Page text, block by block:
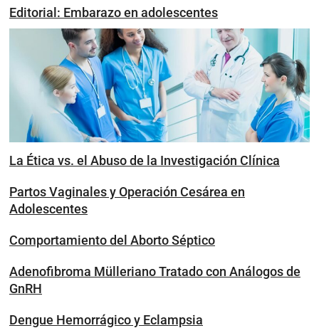
Editorial: Embarazo en adolescentes
La Ética vs. el Abuso de la Investigación Clínica
Partos Vaginales y Operación Cesárea en
Adolescentes
Comportamiento del Aborto Séptico
Adenofibroma Mülleriano Tratado con Análogos de
GnRH
Dengue Hemorrágico y Eclampsia